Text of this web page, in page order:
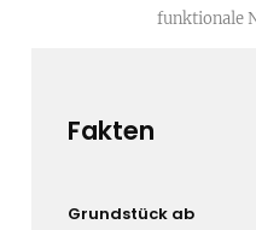
funktionale
Fakten
Grundstück ab